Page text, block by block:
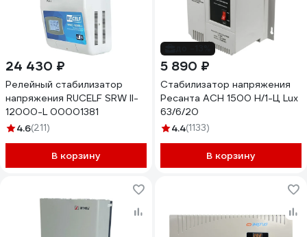
24 430 ₽
Релейный стабилизатор
напряжения RUCELF SRW II-
12000-L 00001381
4.6(211)
В корзину
5 890 ₽
Стабилизатор напряжения
Ресанта АСН 1500 Н/1-Ц Lux
63/6/20
4.4(1133)
В корзину